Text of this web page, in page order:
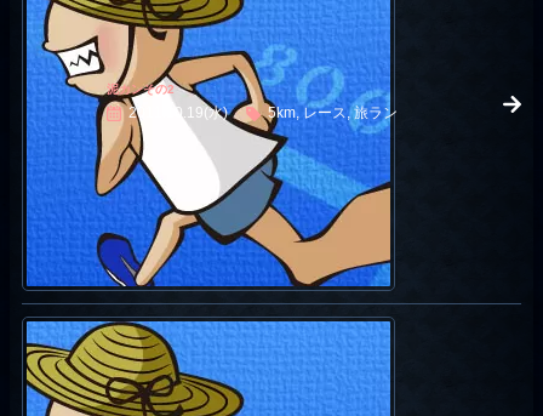
泥カンその2
2011.10.19(水) 5km, レース, 旅ラン